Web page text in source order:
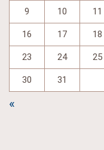
9 10 11
16 17 18
23 24 25
30 31
«